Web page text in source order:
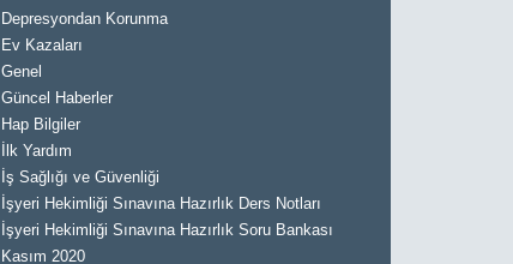
Depresyondan Korunma
Ev Kazaları
Genel
Güncel Haberler
Hap Bilgiler
İlk Yardım
İş Sağlığı ve Güvenliği
İşyeri Hekimliği Sınavına Hazırlık Ders Notları
İşyeri Hekimliği Sınavına Hazırlık Soru Bankası
Kasım 2020